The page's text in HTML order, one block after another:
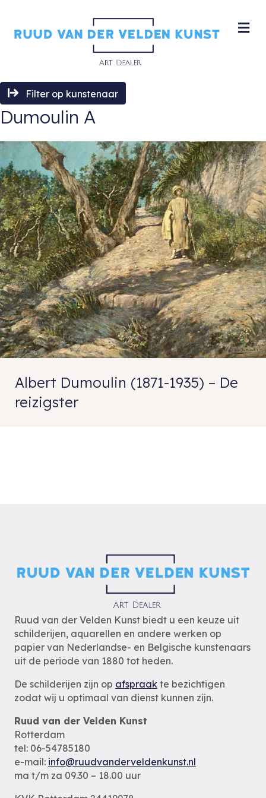
Filter op kunstenaar
Dumoulin A
Albert Dumoulin (1871-1935) – De
reizigster
Ruud van der Velden Kunst biedt u een keuze uit
schilderijen, aquarellen en andere werken op
papier van Nederlandse- en Belgische kunstenaars
uit de periode van 1880 tot heden.
De schilderijen zijn op afspraak te bezichtigen
zodat wij u optimaal van dienst kunnen zijn.
Ruud van der Velden Kunst
Rotterdam
tel: 06-54785180
e-mail: info@ruudvanderveldenkunst.nl
ma t/m za 09.30 – 18.00 uur